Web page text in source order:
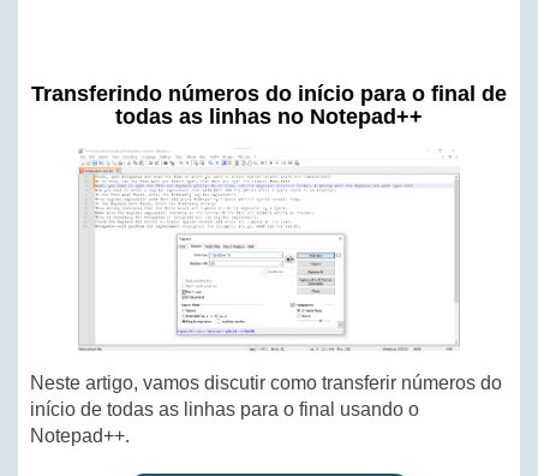
Transferindo números do início para o final de
todas as linhas no Notepad++
Neste artigo, vamos discutir como transferir números do
início de todas as linhas para o final usando o
Notepad++.